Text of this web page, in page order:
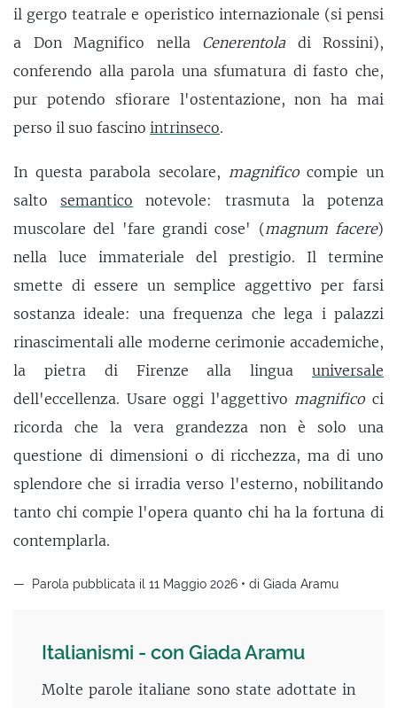
il gergo teatrale e operistico internazionale (si pensi
a Don Magnifico nella Cenerentoladi Rossini),
conferendo alla parola una sfumatura di fasto che,
pur potendo sfiorare l'ostentazione, non ha mai
perso il suo fascino intrinseco.
In questa parabola secolare, magnificocompie un
salto semantico notevole: trasmuta la potenza
muscolare del 'fare grandi cose' (magnum facere)
nella luce immateriale del prestigio. Il termine
smette di essere un semplice aggettivo per farsi
sostanza ideale: una frequenza che lega i palazzi
rinascimentali alle moderne cerimonie accademiche,
la pietra di Firenze alla lingua universale
dell'eccellenza. Usare oggi l'aggettivo magnifico ci
ricorda che la vera grandezza non è solo una
questione di dimensioni o di ricchezza, ma di uno
splendore che si irradia verso l'esterno, nobilitando
tanto chi compie l'opera quanto chi ha la fortuna di
contemplarla.
Parola pubblicata il 11 Maggio 2026 • di Giada Aramu
Italianismi - con Giada Aramu
Molte parole italiane sono state adottate in